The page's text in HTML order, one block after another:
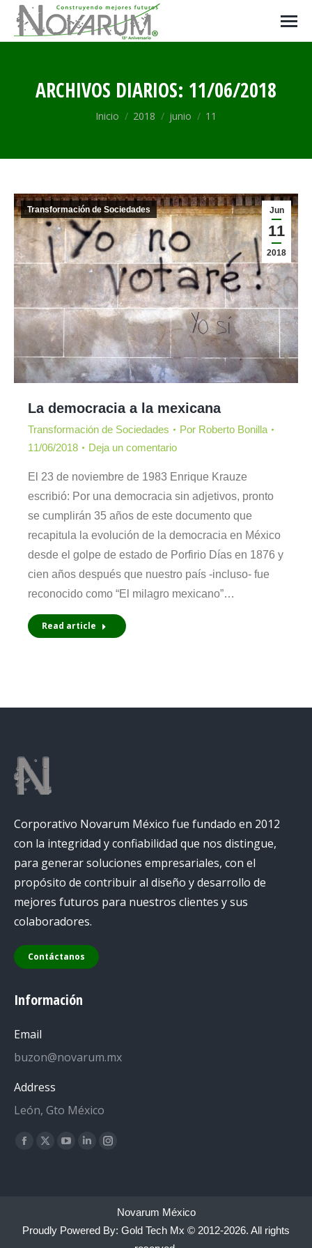
ARCHIVOS DIARIOS: 11/06/2018
Estás aquí:
Inicio 2018 junio 11
Jun
11
2018
Transformación de Sociedades
La democracia a la mexicana
Transformación de Sociedades Por Roberto Bonilla
11/06/2018
Deja un comentario
El 23 de noviembre de 1983 Enrique Krauze
escribió: Por una democracia sin adjetivos, pronto
se cumplirán 35 años de este documento que
recapitula la evolución de la democracia en México
desde el golpe de estado de Porfirio Días en 1876 y
cien años después que nuestro país -incluso- fue
reconocido como “El milagro mexicano”…
Read article
Corporativo Novarum México fue fundado en 2012
con la integridad y confiabilidad que nos distingue,
para generar soluciones empresariales, con el
propósito de contribuir al diseño y desarrollo de
mejores futuros para nuestros clientes y sus
colaboradores.
Contáctanos
Información
Email
buzon@novarum.mx
Address
León, Gto México
Encuéntranos en:
Facebook
window
X
window
YouTube
window
Linkedin
window
Instagram
new
window
Novarum México
Proudly Powered By: Gold Tech Mx © 2012-2026. All rights